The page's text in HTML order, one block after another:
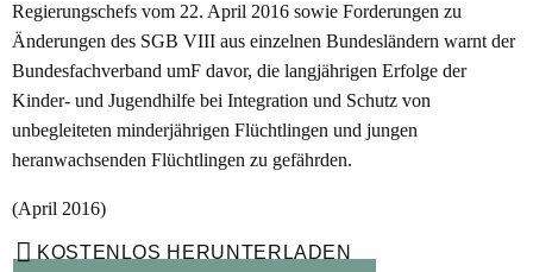
Regierungschefs vom 22. April 2016 sowie Forderungen zu
Änderungen des SGB VIII aus einzelnen Bundesländern warnt der
Bundesfachverband umF davor, die langjährigen Erfolge der
Kinder- und Jugendhilfe bei Integration und Schutz von
unbegleiteten minderjährigen Flüchtlingen und jungen
heranwachsenden Flüchtlingen zu gefährden.
(April 2016)
KOSTENLOS HERUNTERLADEN